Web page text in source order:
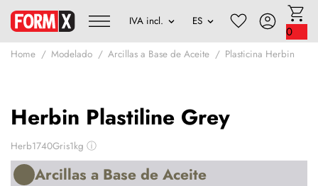
0
Home Modelado Arcillas a Base de Aceite Plasticina Herbin
Herbin Plastiline Grey
Herb1740Gris1kg ⓘ
Arcillas a Base de Aceite